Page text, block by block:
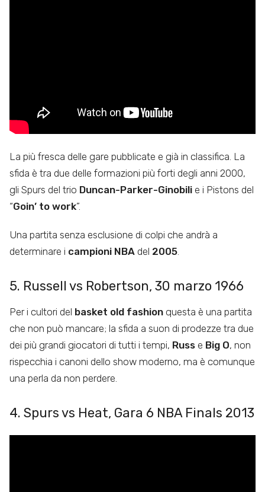
La più fresca delle gare pubblicate e già in classifica. La
sfida è tra due delle formazioni più forti degli anni 2000,
gli Spurs del trio Duncan-Parker-Ginobili e i Pistons del
“Goin’ to work”.
Una partita senza esclusione di colpi che andrà a
determinare i campioni NBA del 2005.
5. Russell vs Robertson, 30 marzo 1966
Per i cultori del basket old fashion questa è una partita
che non può mancare; la sfida a suon di prodezze tra due
dei più grandi giocatori di tutti i tempi, Russ e Big O, non
rispecchia i canoni dello show moderno, ma è comunque
una perla da non perdere.
4. Spurs vs Heat, Gara 6 NBA Finals 2013